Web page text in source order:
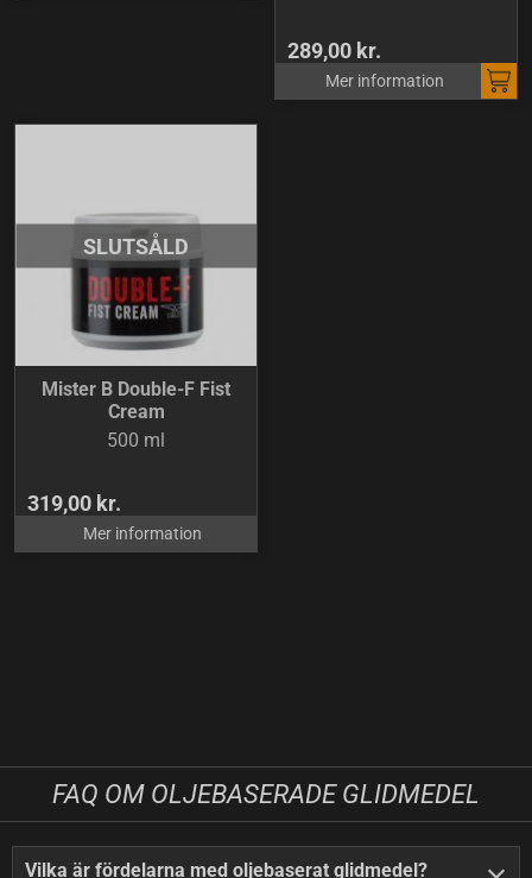
289,00 kr.
Mer information
Mister B Double-F Fist
Cream
500 ml
319,00 kr.
Mer information
FAQ OM OLJEBASERADE GLIDMEDEL
Vilka är fördelarna med oljebaserat glidmedel?